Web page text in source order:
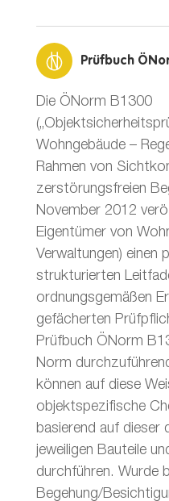
Prüfbuch
Die ÖNorm B1300
Wohngebäude –
Rahmen von
zerstörungsfreien
November 2012
Eigentümer von
Verwaltungen) einen
strukturierten
ordnungsgemäßen
gefächerten
Prüfbuch ÖNorm
Norm
können auf diese
objektspezifische
basierend auf dieser
jeweiligen Bauteile
durchführen. Wurde
Begehung/